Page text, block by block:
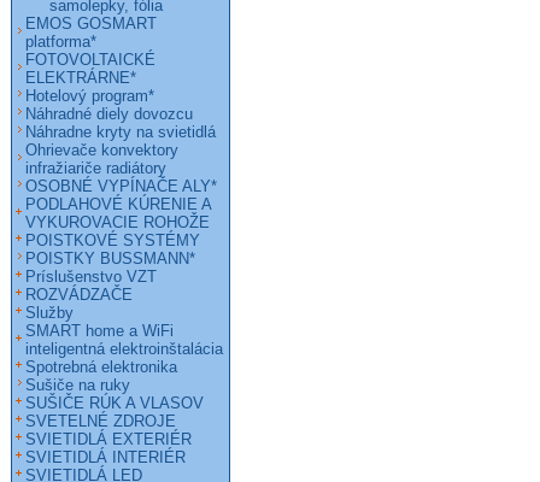
samolepky, fólia
EMOS GOSMART
platforma*
FOTOVOLTAICKÉ
ELEKTRÁRNE*
Hotelový program*
Náhradné diely dovozcu
Náhradne kryty na svietidlá
Ohrievače konvektory
infražiariče radiátory
OSOBNÉ VYPÍNAČE ALY*
PODLAHOVÉ KÚRENIE A
VYKUROVACIE ROHOŽE
POISTKOVÉ SYSTÉMY
POISTKY BUSSMANN*
Príslušenstvo VZT
ROZVÁDZAČE
Služby
SMART home a WiFi
inteligentná elektroinštalácia
Spotrebná elektronika
Sušiče na ruky
SUŠIČE RÚK A VLASOV
SVETELNÉ ZDROJE
SVIETIDLÁ EXTERIÉR
SVIETIDLÁ INTERIÉR
SVIETIDLÁ LED